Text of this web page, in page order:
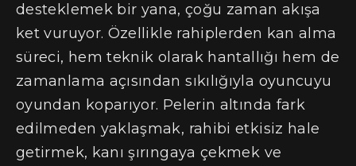
desteklemek bir yana, çoğu zaman akışa
ket vuruyor. Özellikle rahiplerden kan alma
süreci, hem teknik olarak hantallığı hem de
zamanlama açısından sıkılığıyla oyuncuyu
oyundan koparıyor. Pelerin altında fark
edilmeden yaklaşmak, rahibi etkisiz hale
getirmek, kanı şırıngaya çekmek ve